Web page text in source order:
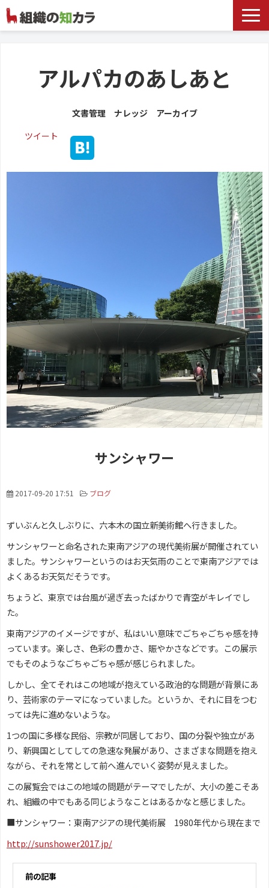
お役立ち記事
記事カテゴリ一覧
お客様事例
アルパカのあしあと
文書管理 ナレッジ アーカイブ
ツイート
サンシャワー
2017-09-20 17:51 ブログ
ずいぶんと久しぶりに、六本木の国立新美術館へ行きました。
サンシャワーと命名された東南アジアの現代美術展が開催されてい
ました。サンシャワーというのはお天気雨のことで東南アジアでは
よくあるお天気だそうです。
ちょうど、東京では台風が過ぎ去ったばかりで青空がキレイでし
た。
東南アジアのイメージですが、私はいい意味でごちゃごちゃ感を持
っています。楽しさ、色彩の豊かさ、賑やかさなどです。この展示
でもそのようなごちゃごちゃ感が感じられました。
しかし、全てそれはこの地域が抱えている政治的な問題が背景にあ
り、芸術家のテーマになっていました。というか、それに目をつむ
っては先に進めないような。
1つの国に多様な民俗、宗教が同居しており、国の分裂や独立があ
り、新興国としてしての急速な発展があり、さまざまな問題を抱え
ながら、それを常として前へ進んでいく姿勢が見えました。
この展覧会ではこの地域の問題がテーマでしたが、大小の差こそあ
れ、組織の中でもある同じようなことはあるかなと感じました。
■サンシャワー：東南アジアの現代美術展 1980年代から現在まで
http://sunshower2017.jp/
前の記事